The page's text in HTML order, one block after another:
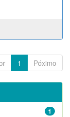
1 Póximo
1